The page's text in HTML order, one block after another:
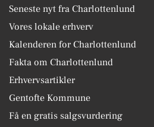
Seneste nyt fra Charlottenlund
Vores lokale erhverv
Kalenderen for Charlottenlund
Fakta om Charlottenlund
Erhvervsartikler
Gentofte Kommune
Få en gratis salgsvurdering